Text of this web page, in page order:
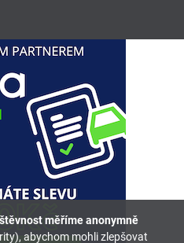
měříme anonymně
abychom mohli zlepšovat